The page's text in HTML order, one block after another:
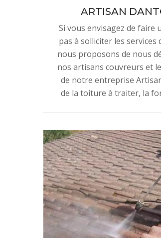
ARTISAN
Si vous envisagez de faire
pas à solliciter les
nous proposons de nous
nos artisans couvreurs et
de notre entreprise
de la toiture à traiter, la